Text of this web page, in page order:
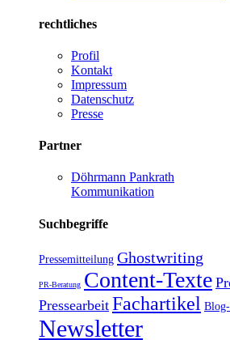
rechtliches
Profil
Kontakt
Impressum
Datenschutz
Presse
Partner
Döhrmann Pankrath
Kommunikation
Suchbegriffe
Pressemitteilung Ghostwriting
PR-Beratung Content-Texte
Pressearbeit Fachartikel
Newsletter